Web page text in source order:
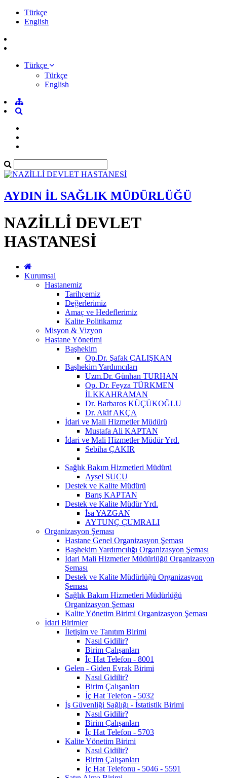
Türkçe
English
Türkçe
Türkçe
English
AYDIN İL SAĞLIK MÜDÜRLÜĞÜ
NAZİLLİ DEVLET
HASTANESİ
Kurumsal
Hastanemiz
Tarihçemiz
Değerlerimiz
Amaç ve Hedeflerimiz
Kalite Politikamız
Misyon & Vizyon
Hastane Yönetimi
Başhekim
Op.Dr. Şafak ÇALIŞKAN
Başhekim Yardımcıları
Uzm.Dr. Günhan TURHAN
Op. Dr. Feyza TÜRKMEN
İLKKAHRAMAN
Dr. Barbaros KÜÇÜKOĞLU
Dr. Akif AKÇA
İdari ve Mali Hizmetler Müdürü
Mustafa Ali KAPTAN
İdari ve Mali Hizmetler Müdür Yrd.
Sebiha ÇAKIR
Sağlık Bakım Hizmetleri Müdürü
Aysel SUCU
Destek ve Kalite Müdürü
Barış KAPTAN
Destek ve Kalite Müdür Yrd.
İsa YAZGAN
AYTUNÇ ÇUMRALI
Organizasyon Şeması
Hastane Genel Organizasyon Şeması
Başhekim Yardımcılığı Organizasyon Şeması
İdari Mali Hizmetler Müdürlüğü Organizasyon
Şeması
Destek ve Kalite Müdürlüğü Organizasyon
Şeması
Sağlık Bakım Hizmetleri Müdürlüğü
Organizasyon Şeması
Kalite Yönetim Birimi Organizasyon Şeması
İdari Birimler
İletişim ve Tanıtım Birimi
Nasıl Gidilir?
Birim Çalışanları
İç Hat Telefon - 8001
Gelen - Giden Evrak Birimi
Nasıl Gidilir?
Birim Çalışanları
İç Hat Telefon - 5032
İş Güvenliği Sağlığı - İstatistik Birimi
Nasıl Gidilir?
Birim Çalışanları
İç Hat Telefon - 5703
Kalite Yönetim Birimi
Nasıl Gidilir?
Birim Çalışanları
İç Hat Telefonu - 5046 - 5591